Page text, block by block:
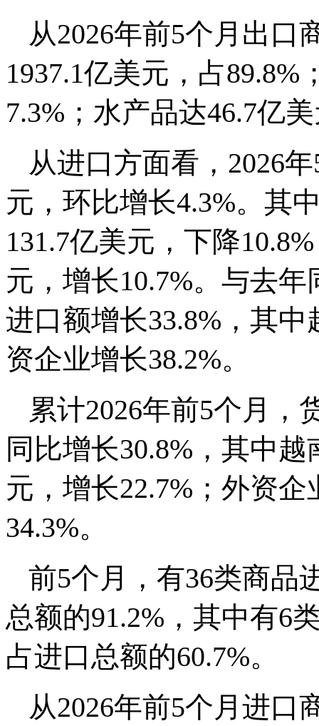
从2026年前5个月出口
1937.1亿美元，占
7.3%；水产品达46.7亿
从进口方面看，2026
元，环比增长4.3%。其
131.7亿美元，下降
元，增长10.7%。与去
进口额增长33.8%，其
资企业增长38.2%。
累计2026年前5个月，
同比增长30.8%，其中
元，增长22.7%；外资
34.3%。
前5个月，有36类商品
总额的91.2%，其中有6
占进口总额的60.7%。
从2026年前5个月进口